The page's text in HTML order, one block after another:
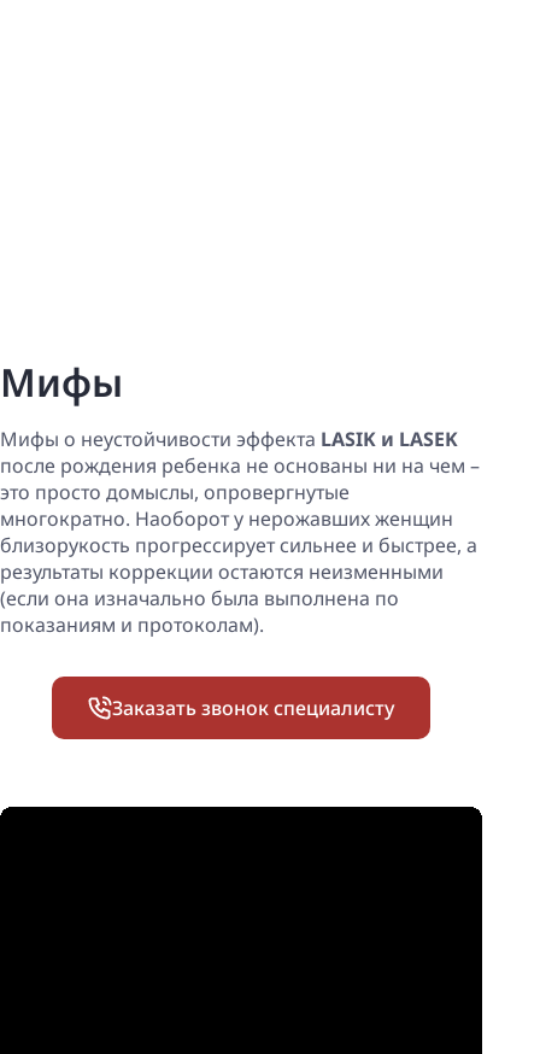
Мифы
Мифы о неустойчивости эффекта LASIK и LASEK
после рождения ребенка не основаны ни на чем –
это просто домыслы, опровергнутые
многократно. Наоборот у нерожавших женщин
близорукость прогрессирует сильнее и быстрее, а
результаты коррекции остаются неизменными
(если она изначально была выполнена по
показаниям и протоколам).
Заказать звонок специалисту